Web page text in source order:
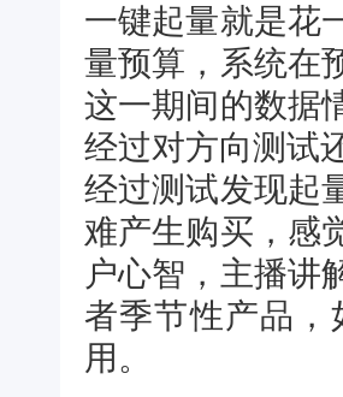
一键起量就是花
量预算，系统在
这一期间的数据
经过对方向测试
经过测试发现起
难产生购买，感
户心智，主播讲
者季节性产品，
用。